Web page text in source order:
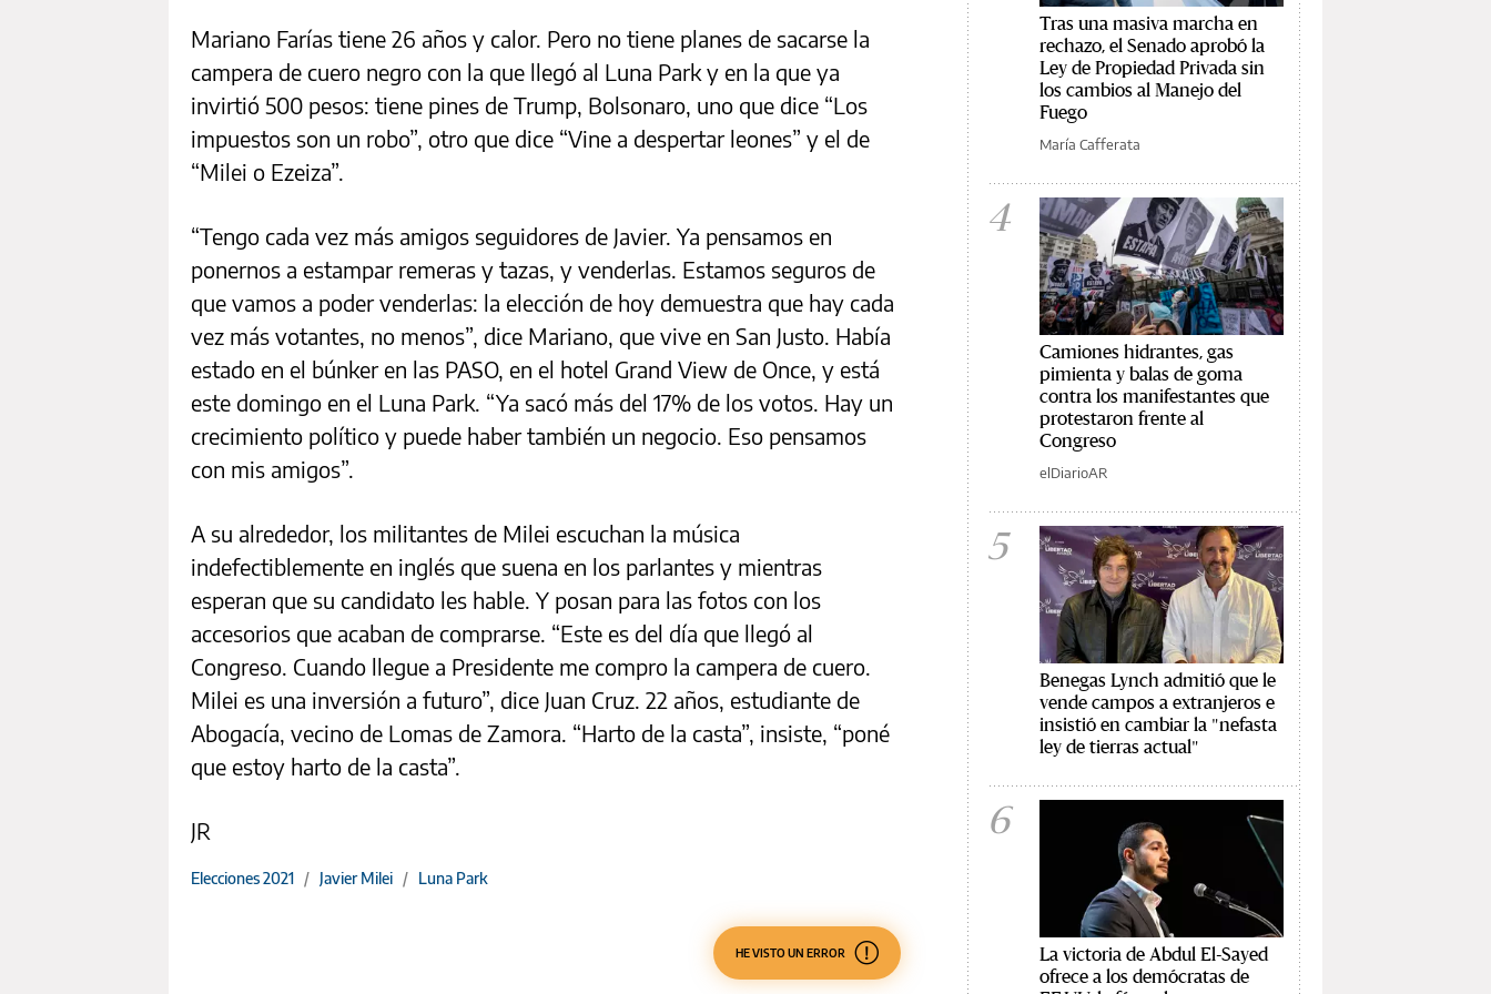
Mariano Farías tiene 26 años y calor. Pero no tiene planes de sacarse la
campera de cuero negro con la que llegó al Luna Park y en la que ya
invirtió 500 pesos: tiene pines de Trump, Bolsonaro, uno que dice “Los
impuestos son un robo”, otro que dice “Vine a despertar leones” y el de
“Milei o Ezeiza”.
“Tengo cada vez más amigos seguidores de Javier. Ya pensamos en
ponernos a estampar remeras y tazas, y venderlas. Estamos seguros de
que vamos a poder venderlas: la elección de hoy demuestra que hay cada
vez más votantes, no menos”, dice Mariano, que vive en San Justo. Había
estado en el búnker en las PASO, en el hotel Grand View de Once, y está
este domingo en el Luna Park. “Ya sacó más del 17% de los votos. Hay un
crecimiento político y puede haber también un negocio. Eso pensamos
con mis amigos”.
A su alrededor, los militantes de Milei escuchan la música
indefectiblemente en inglés que suena en los parlantes y mientras
esperan que su candidato les hable. Y posan para las fotos con los
accesorios que acaban de comprarse. “Este es del día que llegó al
Congreso. Cuando llegue a Presidente me compro la campera de cuero.
Milei es una inversión a futuro”, dice Juan Cruz. 22 años, estudiante de
Abogacía, vecino de Lomas de Zamora. “Harto de la casta”, insiste, “poné
que estoy harto de la casta”.
JR
Elecciones 2021 / Javier Milei / Luna Park
HE VISTO UN ERROR
Tras una masiva marcha en
rechazo, el Senado aprobó la
Ley de Propiedad Privada sin
los cambios al Manejo del
Fuego
María Cafferata
4
Camiones hidrantes, gas
pimienta y balas de goma
contra los manifestantes que
protestaron frente al
Congreso
elDiarioAR
5
Benegas Lynch admitió que le
vende campos a extranjeros e
insistió en cambiar la "nefasta
ley de tierras actual"
6
La victoria de Abdul El-Sayed
ofrece a los demócratas de